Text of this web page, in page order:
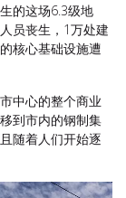
的这场6.3级地
员丧生，1万处建
核心基础设施遭
中心的整个商业
到市内的钢制集
随着人们开始逐